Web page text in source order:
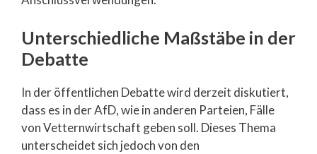
Unterschiedliche Maßstäbe in der
Debatte
In der öffentlichen Debatte wird derzeit diskutiert,
dass es in der AfD, wie in anderen Parteien, Fälle
von Vetternwirtschaft geben soll. Dieses Thema
unterscheidet sich jedoch von den